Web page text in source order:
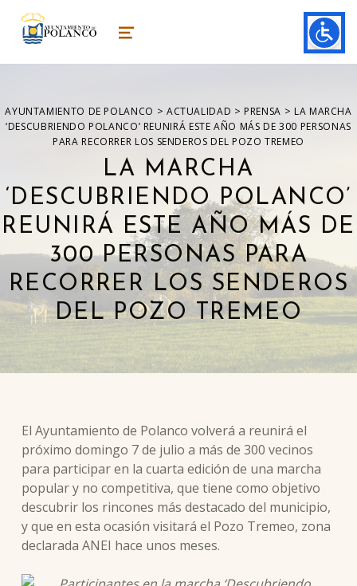
ayuntamiento de polanco
AYUNTAMIENTO DE POLANCO MENU
AYUNTAMIENTO DE POLANCO > ACTUALIDAD > PRENSA > LA MARCHA
‘DESCUBRIENDO POLANCO’ REUNIRÁ ESTE AÑO MÁS DE 300 PERSONAS
PARA RECORRER LOS SENDEROS DEL POZO TREMEO
LA MARCHA
‘DESCUBRIENDO POLANCO’
REUNIRÁ ESTE AÑO MÁS DE
300 PERSONAS PARA
RECORRER LOS SENDEROS
DEL POZO TREMEO
El Ayuntamiento de Polanco volverá a reunirá el
próximo domingo 7 de julio a más de 300 vecinos
para participar en la cuarta edición de una marcha
popular y no competitiva, que tiene como objetivo
descubrir los rincones más destacado del municipio,
y que en esta ocasión visitará el Pozo Tremeo, zona
declarada ANEI hace unos meses.